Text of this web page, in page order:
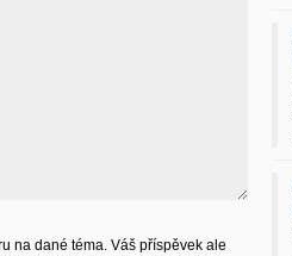
na dané téma. Váš příspěvek ale